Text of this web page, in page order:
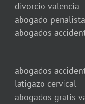
divorcio valencia
abogado
abogados
abogados
latigazo cervical
abogados gratis